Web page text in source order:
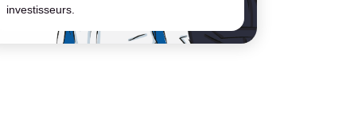
investisseurs.